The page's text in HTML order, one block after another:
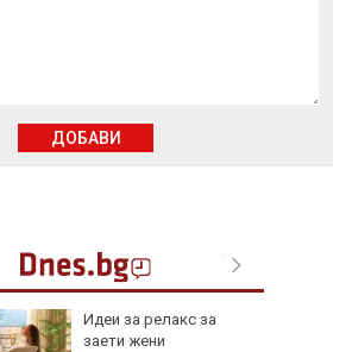
Идеи за релакс за
заети жени
ДОБАВИ